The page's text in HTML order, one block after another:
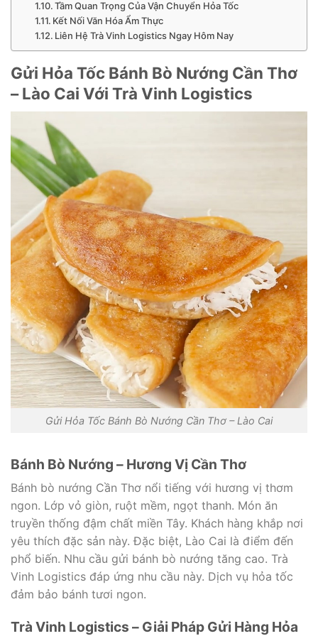
Tầm Quan Trọng Của Vận Chuyển Hỏa Tốc
Kết Nối Văn Hóa Ẩm Thực
Liên Hệ Trà Vinh Logistics Ngay Hôm Nay
Gửi Hỏa Tốc Bánh Bò Nướng Cần Thơ
– Lào Cai Với Trà Vinh Logistics
Gửi Hỏa Tốc Bánh Bò Nướng Cần Thơ – Lào Cai
Bánh Bò Nướng – Hương Vị Cần Thơ
Bánh bò nướng Cần Thơ nổi tiếng với hương vị thơm
ngon. Lớp vỏ giòn, ruột mềm, ngọt thanh. Món ăn
truyền thống đậm chất miền Tây. Khách hàng khắp nơi
yêu thích đặc sản này. Đặc biệt, Lào Cai là điểm đến
phổ biến. Nhu cầu gửi bánh bò nướng tăng cao. Trà
Vinh Logistics đáp ứng nhu cầu này. Dịch vụ hỏa tốc
đảm bảo bánh tươi ngon.
Trà Vinh Logistics – Giải Pháp Gửi Hàng Hỏa